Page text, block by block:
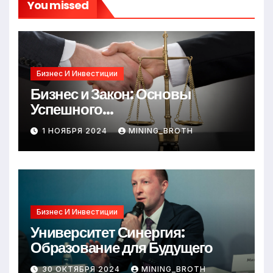
You missed
Бизнес И Инвестиции
Бизнес и Закон: Основы
Успешного
Предпринимательства
1 НОЯБРЯ 2024 MINING_BROTH
Бизнес И Инвестиции
Университет Синергия:
Образование для Будущего
30 ОКТЯБРЯ 2024 MINING_BROTH